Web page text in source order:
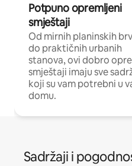
Potpuno opremljeni
smještaji
Od mirnih planinskih
do praktičnih urbanih
stanova, ovi dobro
smještaji imaju sve
koji su vam potrebni u
domu.
Sadržaji i